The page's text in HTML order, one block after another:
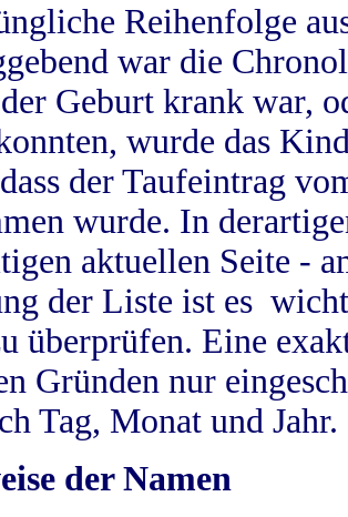
Reihenfolge
war die
Geburt krank war,
wurde das
der Taufeintrag
wurde. In
aktuellen Seite -
der Liste ist es
überprüfen. Eine
Gründen nur
Tag, Monat und Jahr.
der Namen